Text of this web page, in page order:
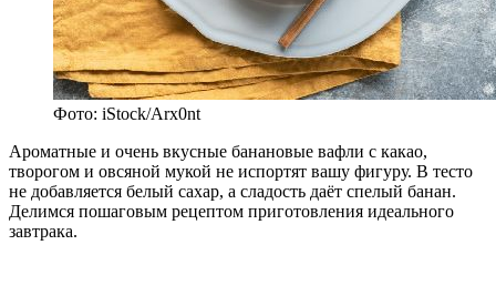
Фото: iStock/Arx0nt
Ароматные и очень вкусные банановые вафли с какао,
творогом и овсяной мукой не испортят вашу фигуру. В тесто
не добавляется белый сахар, а сладость даёт спелый банан.
Делимся пошаговым рецептом приготовления идеального
завтрака.